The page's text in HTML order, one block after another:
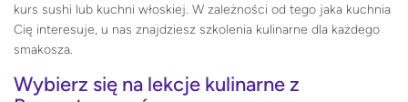
kurs sushi lub kuchni włoskiej. W zależności od tego jaka kuchnia
Cię interesuje, u nas znajdziesz szkolenia kulinarne dla każdego
smakosza.
Wybierz się na lekcje kulinarne z